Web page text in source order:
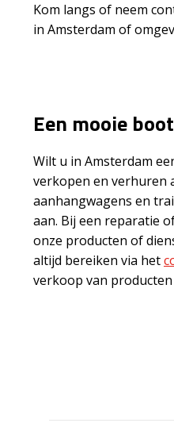
Kom langs of neem
in Amsterdam of
Een mooie
Wilt u in Amsterdam
verkopen en verhuren
aanhangwagens en
aan. Bij een reparatie
onze producten of
altijd bereiken via het
verkoop van